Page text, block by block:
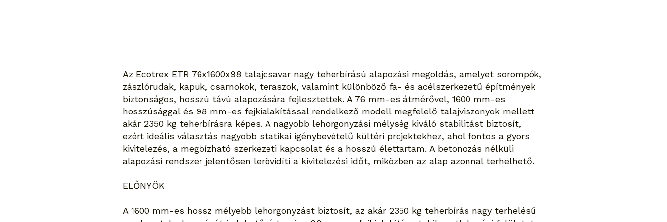
Az Ecotrex ETR 76x1600x98 talajcsavar nagy teherbírású alapozási megoldás, amelyet sorompók,
zászlórudak, kapuk, csarnokok, teraszok, valamint különböző fa- és acélszerkezetű építmények
biztonságos, hosszú távú alapozására fejlesztettek. A 76 mm-es átmérővel, 1600 mm-es
hosszúsággal és 98 mm-es fejkialakítással rendelkező modell megfelelő talajviszonyok mellett
akár 2350 kg teherbírásra képes. A nagyobb lehorgonyzási mélység kiváló stabilitást biztosít,
ezért ideális választás nagyobb statikai igénybevételű kültéri projektekhez, ahol fontos a gyors
kivitelezés, a megbízható szerkezeti kapcsolat és a hosszú élettartam. A betonozás nélküli
alapozási rendszer jelentősen lerövidíti a kivitelezési időt, miközben az alap azonnal terhelhető.
ELŐNYÖK
A 1600 mm-es hossz mélyebb lehorgonyzást biztosít, az akár 2350 kg teherbírás nagy terhelésű